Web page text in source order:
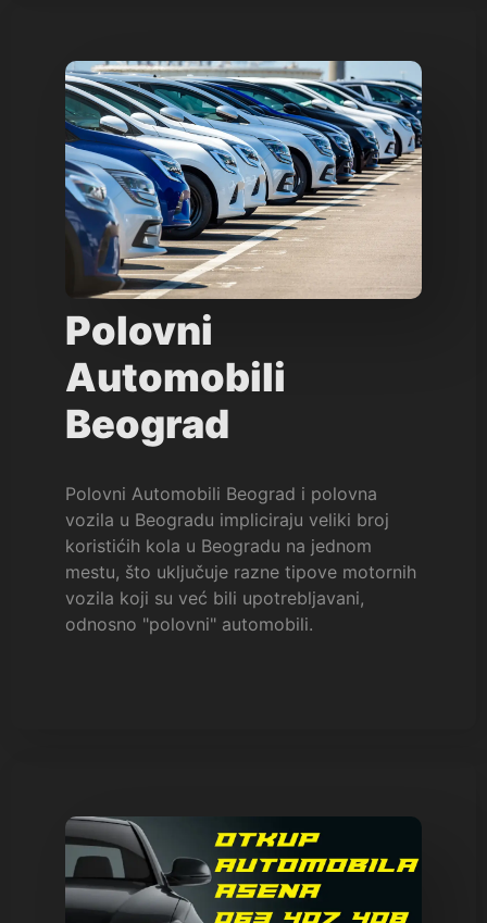
Polovni
Automobili
Beograd
Polovni Automobili Beograd i polovna
vozila u Beogradu impliciraju veliki broj
koristićih kola u Beogradu na jednom
mestu, što uključuje razne tipove motornih
vozila koji su već bili upotrebljavani,
odnosno "polovni" automobili.